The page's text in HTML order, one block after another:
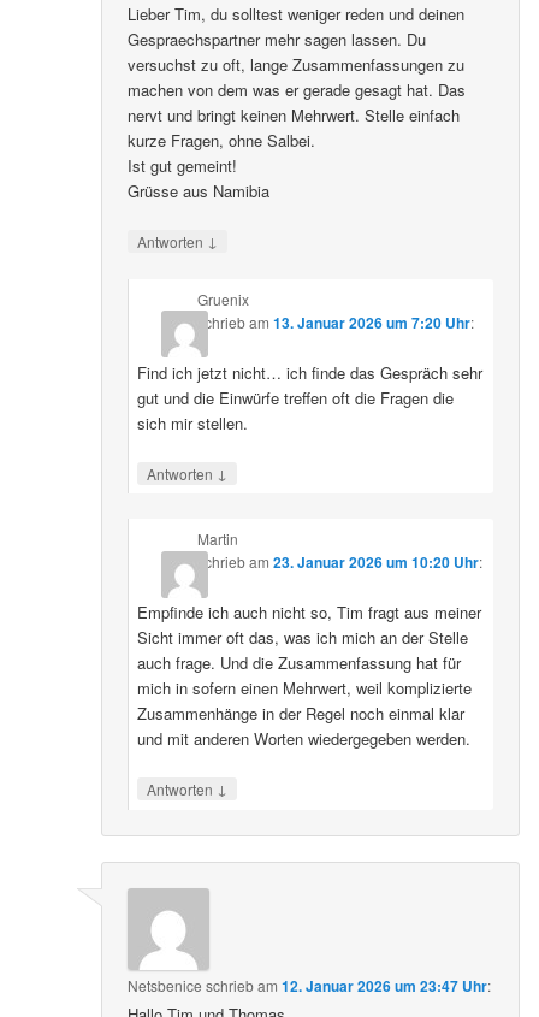
Lieber Tim, du solltest weniger reden und deinen
Gespraechspartner mehr sagen lassen. Du
versuchst zu oft, lange Zusammenfassungen zu
machen von dem was er gerade gesagt hat. Das
nervt und bringt keinen Mehrwert. Stelle einfach
kurze Fragen, ohne Salbei.
Ist gut gemeint!
Grüsse aus Namibia
Antworten ↓
Gruenix
schriebam 13. Januar 2026 um 7:20 Uhr:
Find ich jetzt nicht… ich finde das Gespräch sehr
gut und die Einwürfe treffen oft die Fragen die
sich mir stellen.
Antworten ↓
Martin
schriebam 23. Januar 2026 um 10:20 Uhr:
Empfinde ich auch nicht so, Tim fragt aus meiner
Sicht immer oft das, was ich mich an der Stelle
auch frage. Und die Zusammenfassung hat für
mich in sofern einen Mehrwert, weil komplizierte
Zusammenhänge in der Regel noch einmal klar
und mit anderen Worten wiedergegeben werden.
Antworten ↓
Netsbenice schriebam12. Januar 2026 um 23:47 Uhr: